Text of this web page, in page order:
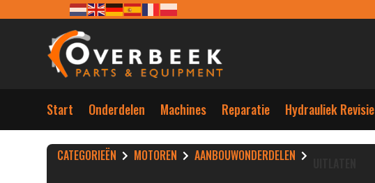
Start Onderdelen Machines Reparatie Hydrauliek Revisie
CATEGORIEËN MOTOREN AANBOUWONDERDELEN